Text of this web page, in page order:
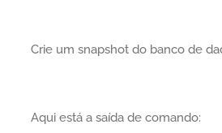
Crie um snapshot do banco de
Aqui está a saída de comando: